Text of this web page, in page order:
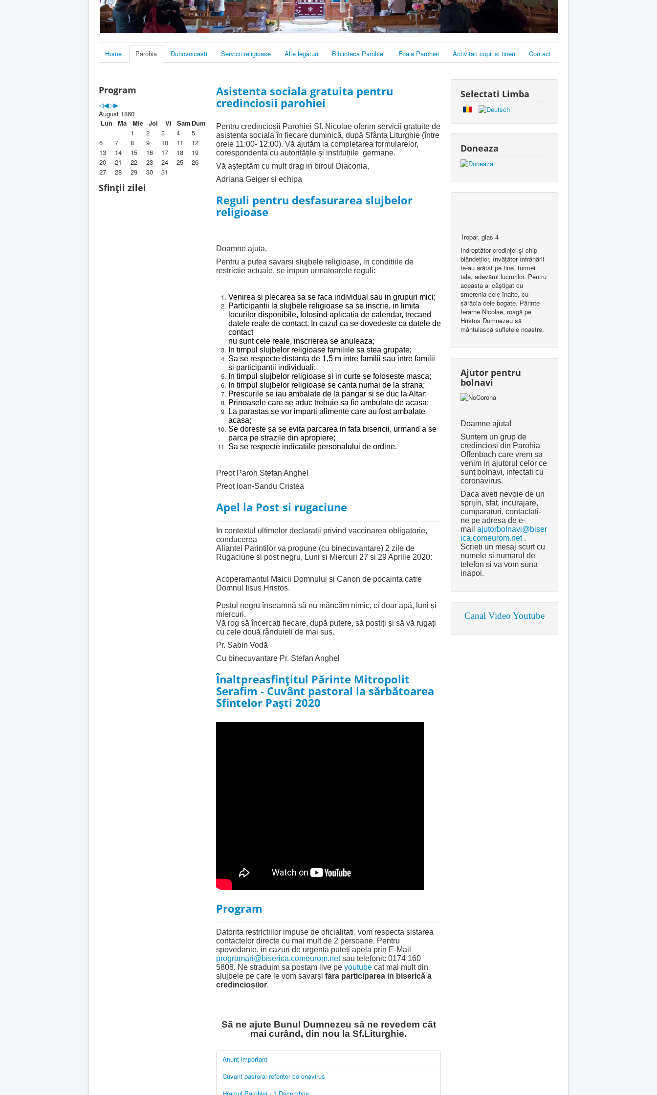
Home Parohia Duhovnicesti Servicii religioase Alte legaturi Biblioteca Parohiei Foaia Parohiei Activitati copii si tineri Contact
Program
August 1860
Lun
Ma Mie Joi Vi Sam Dum
1
2 3 4
5
6
7 8 9 10 11
12
13
14 15 16 17 18
19
20
21 22 23 24 25
26
27
28 29 30 31
Sfinții zilei
Asistenta sociala gratuita pentru
credinciosii parohiei
Pentru credinciosii Parohiei Sf. Nicolae oferim servicii gratuite de
asistenta sociala în fiecare duminică, după Sfânta Liturghie (între
orele 11:00- 12:00). Vă ajutăm la completarea formularelor,
corespondenta cu autoritățile și instituțiile germane.
Vă așteptăm cu mult drag in biroul Diaconia,
Adriana Geiger si echipa
Reguli pentru desfasurarea slujbelor
religioase
Doamne ajuta,
Pentru a putea savarsi slujbele religioase, in conditiile de
restrictie actuale, se impun urmatoarele reguli:
Venirea si plecarea sa se faca individual sau in grupuri mici;
Participantii la slujbele religioase sa se inscrie, in limita
locurilor disponibile, folosind aplicatia de calendar, trecand
datele reale de contact. In cazul ca se dovedeste ca datele de
contact
nu sunt cele reale, inscrierea se anuleaza;
In timpul slujbelor religioase familiile sa stea grupate;
Sa se respecte distanta de 1,5 m intre familii sau intre familii
si participantii individuali;
In timpul slujbelor religioase si in curte se foloseste masca;
In timpul slujbelor religioase se canta numai de la strana;
Prescurile se iau ambalate de la pangar si se duc la Altar;
Prinoasele care se aduc trebuie sa fie ambulate de acasa;
La parastas se vor imparti alimente care au fost ambalate
acasa;
Se doreste sa se evita parcarea in fata bisericii, urmand a se
parca pe strazile din apropiere;
Sa se respecte indicatiile personalului de ordine.
Preot Paroh Stefan Anghel
Preot Ioan-Sandu Cristea
Apel la Post si rugaciune
In contextul ultimelor declaratii privind vaccinarea obligatorie,
conducerea
Aliantei Parintilor va propune (cu binecuvantare) 2 zile de
Rugaciune si post negru, Luni si Miercuri 27 si 29 Aprilie 2020:
Acoperamantul Maicii Domnului si Canon de pocainta catre
Domnul Iisus Hristos.
Postul negru înseamnă să nu mâncăm nimic, ci doar apă, luni și
miercuri.
Vă rog să încercați fiecare, după putere, să postiți și să vă rugați
cu cele două rânduieli de mai sus.
Pr. Sabin Vodă
Cu binecuvantare Pr. Stefan Anghel
Înaltpreasfințitul Părinte Mitropolit
Serafim - Cuvânt pastoral la sărbătoarea
Sfintelor Paști 2020
Program
Datorita restrictiilor impuse de oficialitati, vom respecta sistarea
contactelor directe cu mai mult de 2 persoane. Pentru
spovedanie, in cazuri de urgența puteți apela prin E-Mail
programari@biserica.comeurom.netsau telefonic 0174 160
5808. Ne straduim sa postam live pe youtube cat mai mult din
slujbele pe care le vom savarși fara participarea in biserică a
credincioșilor.
Să ne ajute Bunul Dumnezeu să ne revedem cât
mai curând, din nou la Sf.Liturghie.
Anunț important
Cuvant pastoral referitor coronavirus
Selectati Limba
Doneaza
Tropar, glas 4
Îndreptător credinţei şi chip
blândeţilor, învăţător înfrânării
te-au arătat pe tine, turmei
tale, adevărul lucrurilor. Pentru
aceasta ai câştigat cu
smerenia cele înalte, cu
sărăcia cele bogate. Părinte
Ierarhe Nicolae, roagă pe
Hristos Dumnezeu să
mântuiască sufletele noastre.
Ajutor pentru
bolnavi
Doamne ajuta!
Suntem un grup de
credinciosi din Parohia
Offenbach care vrem sa
venim in ajutorul celor ce
sunt bolnavi, infectati cu
coronavirus.
Daca aveti nevoie de un
sprijin, sfat, incurajare,
cumparaturi, contactati-
ne pe adresa de e-
mail ajutorbolnavi@biser
ica.comeurom.net.
Scrieti un mesaj scurt cu
numele si numarul de
telefon si va vom suna
inapoi.
Canal Video Youtube